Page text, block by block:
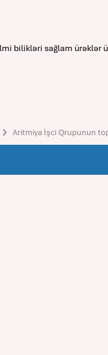
bilikləri sağlam ürəklər
Aritmiya İşci Qrupunun